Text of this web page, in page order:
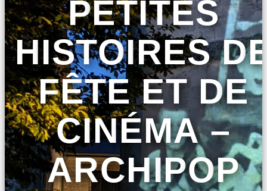
PETITES
HISTOIRES
FÊTE ET DE
CINÉMA –
ARCHIPOP